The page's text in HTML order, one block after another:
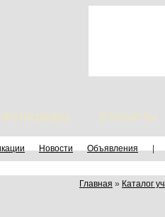
Фотографы Стилисты
Новости Объявления |
Главная » Каталог